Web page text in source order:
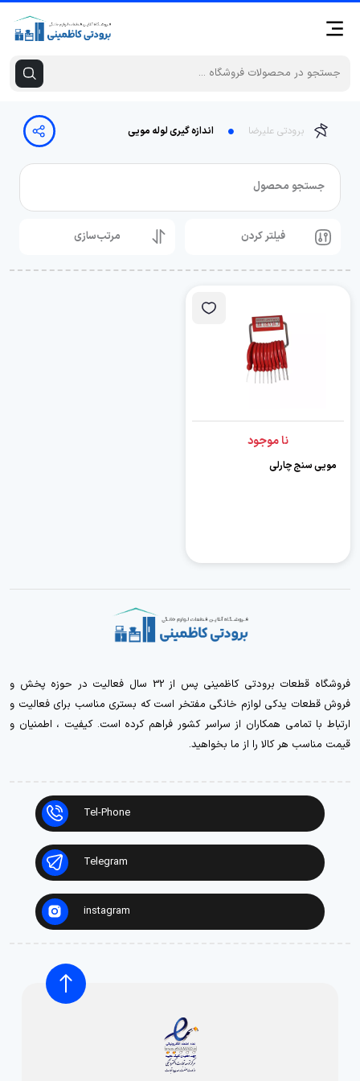
برودتی علیرضا اندازه گیری لوله مویی
جستجو محصول
فیلتر کردن مرتب‌سازی
نا موجود
مویی سنج چارلی
فروشگاه قطعات برودتی کاظمینی پس از 32 سال فعالیت در حوزه پخش و
فروش قطعات یدکی لوازم خانگی مفتخر است که بستری مناسب برای فعالیت و
ارتباط با تمامی همکاران از سراسر کشور فراهم کرده است. کیفیت ، اطمنیان و
قیمت مناسب هر کالا را از ما بخواهید.
Tel-Phone
Telegram
instagram